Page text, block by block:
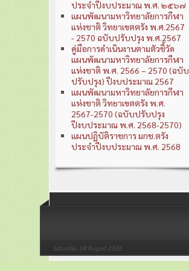
ประจำปีงบประมาณ พ.ศ. ๒๕๖๗
แผนพัฒนามหาวิทยาลัยการกีฬา
แห่งชาติ วิทยาเขตตรัง พ.ศ.2567
- 2570 ฉบับปรับปรุง พ.ศ.2567
คู่มือการดำเนินงานตามตัวชี้วัด
แผนพัฒนามหาวิทยาลัยการกีฬา
แห่งชาติ พ.ศ. 2566 – 2570 (ฉบับ
ปรับปรุง) ปีงบประมาณ 2567
แผนพัฒนามหาวิทยาลัยการกีฬา
แห่งชาติ วิทยาเขตตรัง พ.ศ.
2567-2570 (ฉบับปรับปรุง
ปีงบประมาณ พ.ศ. 2568-2570)
แผนปฏิบัติราชการ มกช.ตรัง
ประจำปีงบประมาณ พ.ศ. 2568
Saturday, 08 August 2026